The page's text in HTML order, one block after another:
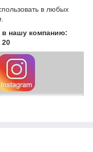
в любых
нашу компанию:
20